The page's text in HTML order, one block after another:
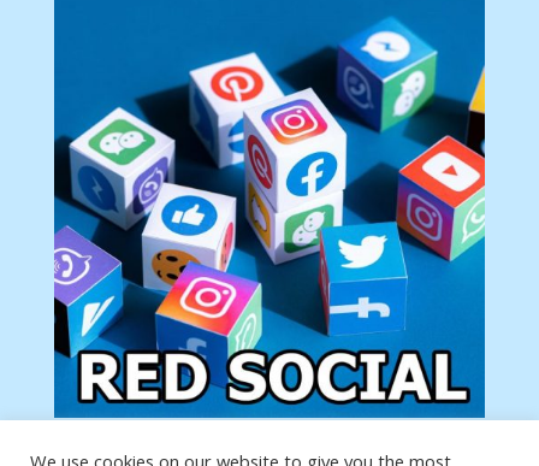
We use cookies on our website to give you the most